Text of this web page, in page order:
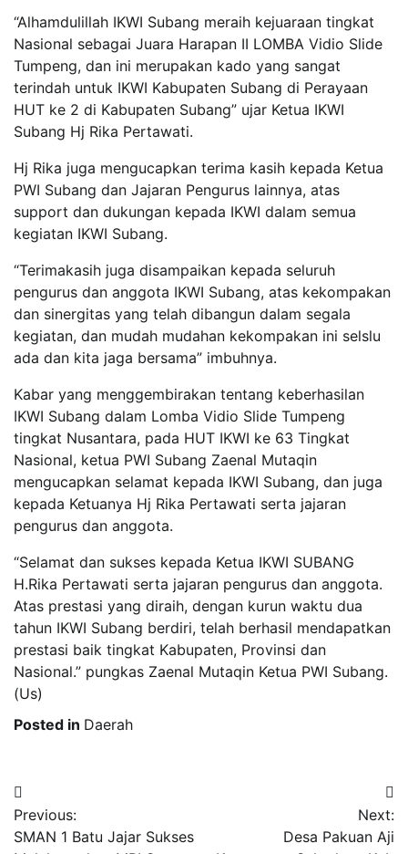
“Alhamdulillah IKWI Subang meraih kejuaraan tingkat
Nasional sebagai Juara Harapan II LOMBA Vidio Slide
Tumpeng, dan ini merupakan kado yang sangat
terindah untuk IKWI Kabupaten Subang di Perayaan
HUT ke 2 di Kabupaten Subang” ujar Ketua IKWI
Subang Hj Rika Pertawati.
Hj Rika juga mengucapkan terima kasih kepada Ketua
PWI Subang dan Jajaran Pengurus lainnya, atas
support dan dukungan kepada IKWI dalam semua
kegiatan IKWI Subang.
“Terimakasih juga disampaikan kepada seluruh
pengurus dan anggota IKWI Subang, atas kekompakan
dan sinergitas yang telah dibangun dalam segala
kegiatan, dan mudah mudahan kekompakan ini selslu
ada dan kita jaga bersama” imbuhnya.
Kabar yang menggembirakan tentang keberhasilan
IKWI Subang dalam Lomba Vidio Slide Tumpeng
tingkat Nusantara, pada HUT IKWI ke 63 Tingkat
Nasional, ketua PWI Subang Zaenal Mutaqin
mengucapkan selamat kepada IKWI Subang, dan juga
kepada Ketuanya Hj Rika Pertawati serta jajaran
pengurus dan anggota.
“Selamat dan sukses kepada Ketua IKWI SUBANG
H.Rika Pertawati serta jajaran pengurus dan anggota.
Atas prestasi yang diraih, dengan kurun waktu dua
tahun IKWI Subang berdiri, telah berhasil mendapatkan
prestasi baik tingkat Kabupaten, Provinsi dan
Nasional.” pungkas Zaenal Mutaqin Ketua PWI Subang.
(Us)
Posted in Daerah
Post
navigation
Previous:
SMAN 1 Batu Jajar Sukses
Next:
Desa Pakuan Aji